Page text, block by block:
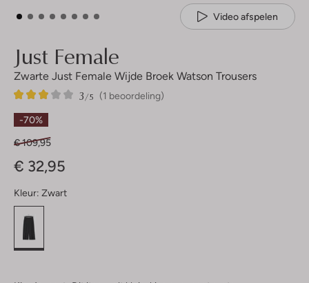
Video afspelen
Just Female
Zwarte Just Female Wijde Broek Watson Trousers
(1 beoordeling)
3/5
1
3
Sterren
-70%
€ 109,95
€ 32,95
Kleur: Zwart